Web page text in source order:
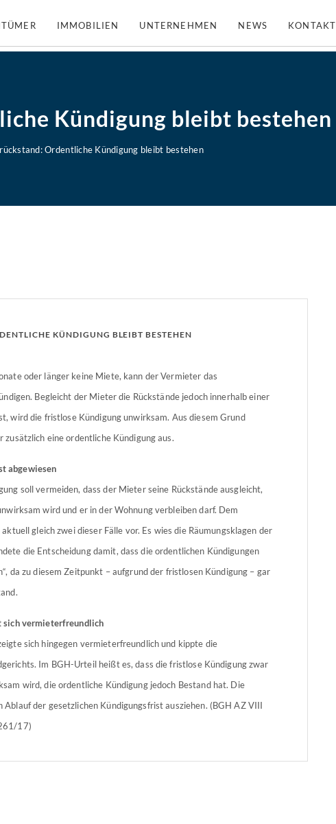
IMMOBILIEN UNTERNEHMEN NEWS KONTAKT
Kündigung bleibt bestehen
Ordentliche Kündigung bleibt bestehen
KÜNDIGUNG BLEIBT BESTEHEN
oder länger keine Miete, kann der Vermieter das
Begleicht der Mieter die Rückstände jedoch innerhalb einer
wird die fristlose Kündigung unwirksam. Aus diesem Grund
zusätzlich eine ordentliche Kündigung aus.
abgewiesen
soll vermeiden, dass der Mieter seine Rückstände ausgleicht,
wird und er in der Wohnung verbleiben darf. Dem
gleich zwei dieser Fälle vor. Es wies die Räumungsklagen der
die Entscheidung damit, dass die ordentlichen Kündigungen
da zu diesem Zeitpunkt – aufgrund der fristlosen Kündigung – gar
sich vermieterfreundlich
sich hingegen vermieterfreundlich und kippte die
Im BGH-Urteil heißt es, dass die fristlose Kündigung zwar
wird, die ordentliche Kündigung jedoch Bestand hat. Die
Ablauf der gesetzlichen Kündigungsfrist ausziehen. (BGH AZ VIII
17)